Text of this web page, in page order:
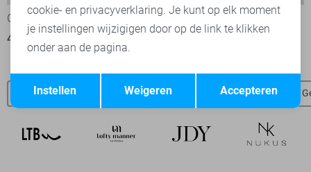
Geisha Blouse
40,00
Geisha Blouse
40,00
Geisha sale Geisha truien Geisha vesten
Terug Opslaan
cookie- en privacyverklaring. Je kunt op elk moment
je instellingen wijzigigen door op de link te klikken
onder aan de pagina.
Accepteren
Weigeren
Instellen